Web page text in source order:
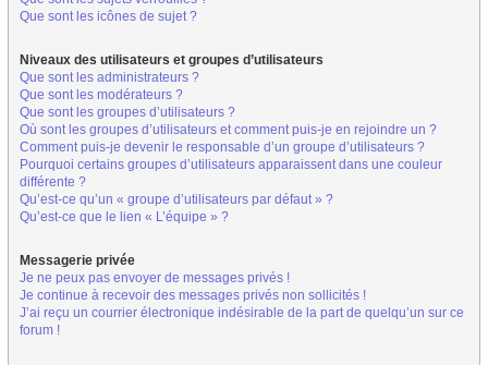
Que sont les icônes de sujet ?
Niveaux des utilisateurs et groupes d’utilisateurs
Que sont les administrateurs ?
Que sont les modérateurs ?
Que sont les groupes d’utilisateurs ?
Où sont les groupes d’utilisateurs et comment puis-je en rejoindre un ?
Comment puis-je devenir le responsable d’un groupe d’utilisateurs ?
Pourquoi certains groupes d’utilisateurs apparaissent dans une couleur
différente ?
Qu’est-ce qu’un « groupe d’utilisateurs par défaut » ?
Qu’est-ce que le lien « L’équipe » ?
Messagerie privée
Je ne peux pas envoyer de messages privés !
Je continue à recevoir des messages privés non sollicités !
J’ai reçu un courrier électronique indésirable de la part de quelqu’un sur ce
forum !